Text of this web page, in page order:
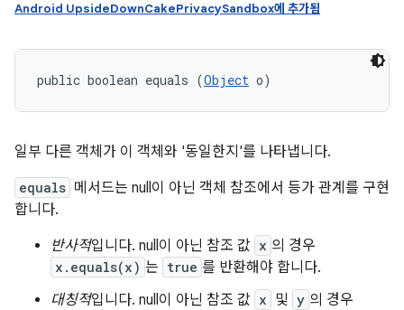
Android UpsideDownCakePrivacySandbox에 추가됨
public boolean equals (Object o)
일부 다른 객체가 이 객체와 '동일한지'를 나타냅니다.
equals 메서드는 null이 아닌 객체 참조에서 등가 관계를 구현
합니다.
반사적입니다. null이 아닌 참조 값 x 의 경우
x.equals(x) 는 true 를 반환해야 합니다.
대칭적입니다. null이 아닌 참조 값 x 및 y 의 경우